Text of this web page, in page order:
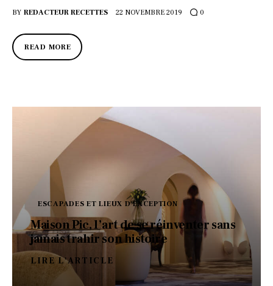
BY REDACTEUR RECETTES 22 NOVEMBRE 2019 0
READ MORE
ESCAPADES ET LIEUX D'EXCEPTION
Maison Pic, l’art de se réinventer sans
jamais trahir son histoire
LIRE L'ARTICLE